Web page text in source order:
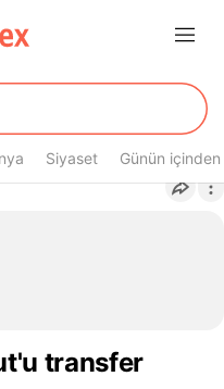
Siyaset Günün içinden
transfer